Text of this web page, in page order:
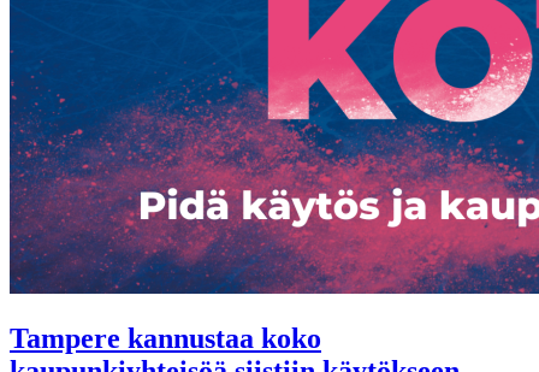
Tampere kannustaa koko